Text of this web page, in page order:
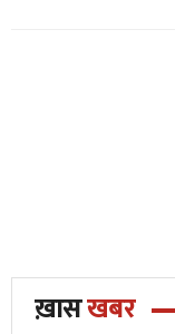
ख़ासखबर